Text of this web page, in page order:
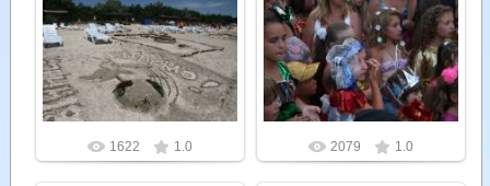
26.07.2012
Admin
1622 1.0
26.07.2012
Admin
2079 1.0